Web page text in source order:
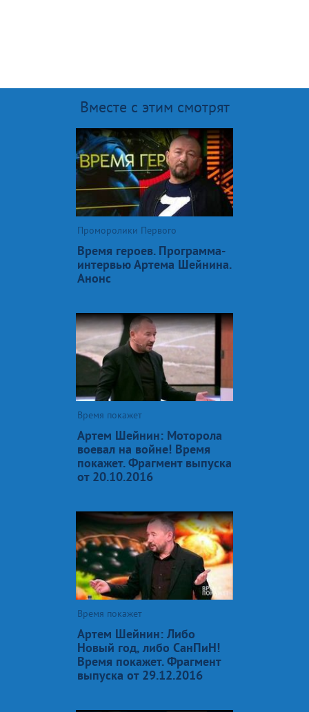
Вместе с этим смотрят
Проморолики Первого
Время героев. Программа-
интервью Артема Шейнина.
Анонс
Время покажет
Артем Шейнин: Моторола
воевал на войне! Время
покажет. Фрагмент выпуска
от 20.10.2016
Время покажет
Артем Шейнин: Либо
Новый год, либо СанПиН!
Время покажет. Фрагмент
выпуска от 29.12.2016